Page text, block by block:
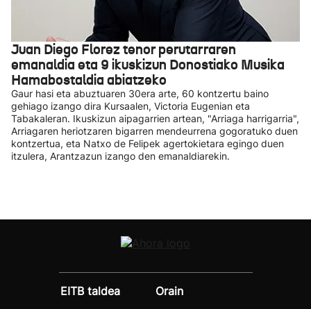
Juan Diego Florez tenor perutarraren
emanaldia eta 9 ikuskizun Donostiako Musika
Hamabostaldia abiatzeko
Gaur hasi eta abuztuaren 30era arte, 60 kontzertu baino
gehiago izango dira Kursaalen, Victoria Eugenian eta
Tabakaleran. Ikuskizun aipagarrien artean, "Arriaga harrigarria",
Arriagaren heriotzaren bigarren mendeurrena gogoratuko duen
kontzertua, eta Natxo de Felipek agertokietara egingo duen
itzulera, Arantzazun izango den emanaldiarekin.
EITB taldea
Orain